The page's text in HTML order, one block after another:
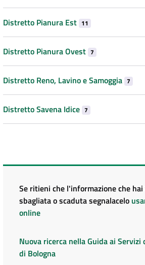
Distretto Pianura Est 11
Distretto Pianura Ovest 7
Distretto Reno, Lavino e Samoggia 7
Distretto Savena Idice 7
Se ritieni che l'informazione che
sbagliata o scaduta segnalacelo
online
Nuova ricerca nella Guida ai Servizi
di Bologna